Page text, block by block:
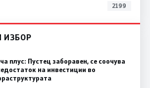
2199
ИЗБОР
плус: Пустец заборавен, се соочува
на инвестиции во